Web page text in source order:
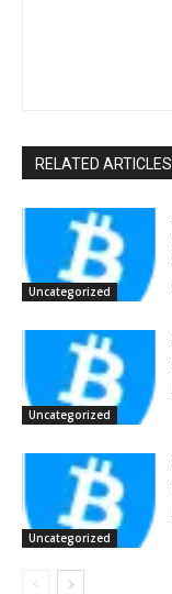
RELATED ARTICLES
Uncategorized
Uncategorized
Uncategorized